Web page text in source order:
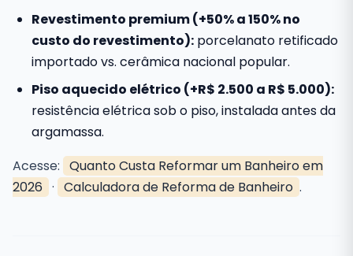
Revestimento premium (+50% a 150% no
custo do revestimento): porcelanato retificado
importado vs. cerâmica nacional popular.
Piso aquecido elétrico (+R$ 2.500 a R$ 5.000):
resistência elétrica sob o piso, instalada antes da
argamassa.
Acesse: Quanto Custa Reformar um Banheiro em
2026 · Calculadora de Reforma de Banheiro .